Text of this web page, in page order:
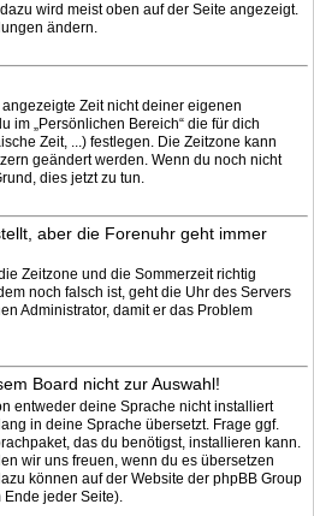
wird meist oben auf der Seite angezeigt.
ändern.
Zeit nicht deiner eigenen
im „Persönlichen Bereich“ die für dich
Zeit, ...) festlegen. Die Zeitzone kann
geändert werden. Wenn du noch nicht
dies jetzt zu tun.
aber die Forenuhr geht immer
Zeitzone und die Sommerzeit richtig
noch falsch ist, geht die Uhr des Servers
Administrator, damit er das Problem
Board nicht zur Auswahl!
entweder deine Sprache nicht installiert
in deine Sprache übersetzt. Frage ggf.
das du benötigst, installieren kann.
wir uns freuen, wenn du es übersetzen
können auf der Website der phpBB Group
jeder Seite).